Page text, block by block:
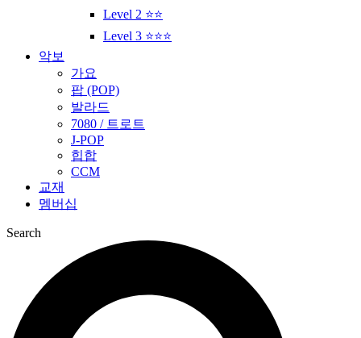
Level 2 ⭐⭐
Level 3 ⭐⭐⭐
악보
가요
팝 (POP)
발라드
7080 / 트로트
J-POP
힙합
CCM
교재
멤버십
Search